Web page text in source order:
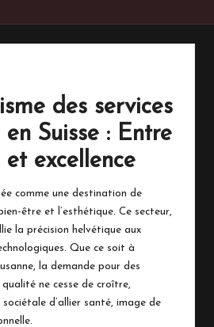
des services
Suisse : Entre
excellence
comme une destination de
être et l’esthétique. Ce secteur,
la précision helvétique aux
Que ce soit à
la demande pour des
ne cesse de croître,
d’allier santé, image de